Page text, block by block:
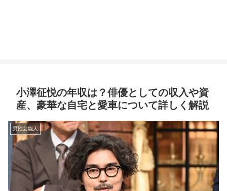
小澤征悦の年収は？俳優としての収入や資
産、豪華な自宅と愛車について詳しく解説
男性芸能人